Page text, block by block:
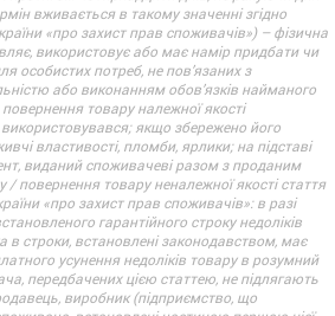
вживається в такому значенні згідно
«про захист прав споживачів») – фізична
використовує або має намір придбати чи
особистих потреб, не пов’язаних з
або виконанням обов’язків найманого
товару належної якості
якщо збережено його
властивості, пломби, ярлики; на підставі
виданий споживачеві разом з проданим
повернення товару неналежної якості стаття
«про захист прав споживачів»: в разі
гарантійного строку недоліків
в строки, встановлені законодавством, має
усунення недоліків товару в розумний
передбачених цією статтею, не підлягають
виробник (підприємство, що